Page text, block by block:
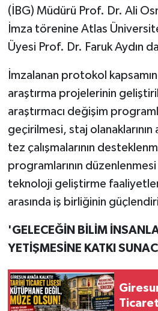
(İBG) Müdürü Prof. Dr. Ali
İmza törenine Atlas
Üyesi Prof. Dr. Faruk Aydın da
İmzalanan protokol
araştırma projelerinin
araştırmacı değişim
geçirilmesi, staj olanaklarının
tez çalışmalarının
programlarının
teknoloji geliştirme
arasında iş birliğinin
'GELECEĞİN BİLİM
YETİŞMESİNE KATKI